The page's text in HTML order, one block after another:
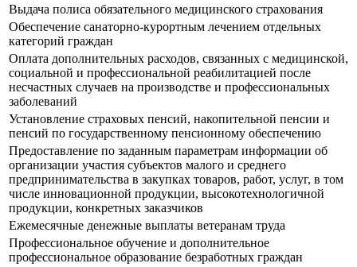
Выдача полиса обязательного медицинского страхования
Обеспечение санаторно-курортным лечением отдельных
категорий граждан
Оплата дополнительных расходов, связанных с медицинской,
социальной и профессиональной реабилитацией после
несчастных случаев на производстве и профессиональных
заболеваний
Установление страховых пенсий, накопительной пенсии и
пенсий по государственному пенсионному обеспечению
Предоставление по заданным параметрам информации об
организации участия субъектов малого и среднего
предпринимательства в закупках товаров, работ, услуг, в том
числе инновационной продукции, высокотехнологичной
продукции, конкретных заказчиков
Ежемесячные денежные выплаты ветеранам труда
Профессиональное обучение и дополнительное
профессиональное образование безработных граждан